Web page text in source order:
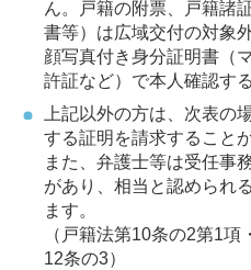
ん。戸籍の附票、戸籍諸
書等）は広域交付の対象外
顔写真付き身分証明書（
許証など）で本人確認す
上記以外の方は、次表の
する証明を請求すること
また、弁護士等は受任事
があり、相当と認められ
ます。
（戸籍法第10条の2第1
12条の3）